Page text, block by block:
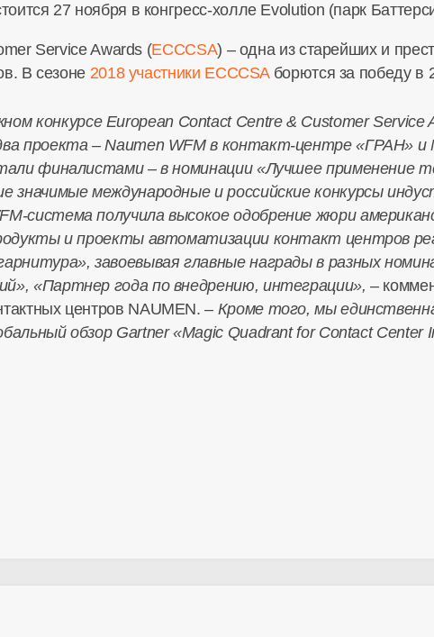
27 ноября в конгресс-холле Evolution (парк
Service Awards (ECCCSA) – одна из старейших и
В сезоне 2018 участники ECCCSAборются за победу в
конкурсе European Contact Centre & Customer Service
проекта – Naumen WFM в контакт-центре «ГРАН» и
финалистами – в номинации «Лучшее применение
значимые международные и российские конкурсы
система получила высокое одобрение жюри
и проекты автоматизации контакт центров
завоевывая главные награды в разных
«Партнер года по внедрению, интеграции», –
центров NAUMEN. – Кроме того, мы
обзор Gartner «Magic Quadrant for Contact Center